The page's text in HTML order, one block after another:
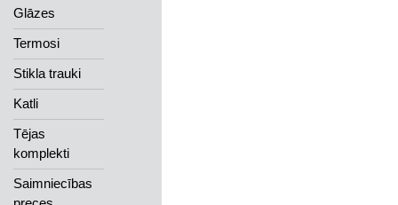
Glāzes
Termosi
Stikla trauki
Katli
Tējas
komplekti
Saimniecības